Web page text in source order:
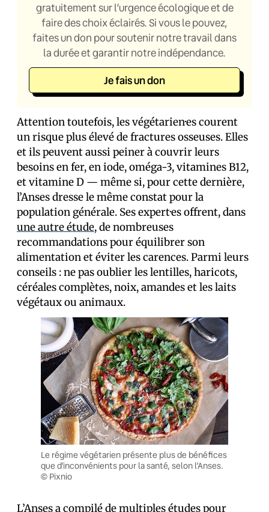
gratuitement sur l’urgence écologique et de
faire des choix éclairés. Si vous le pouvez,
faites un don pour soutenir notre travail dans
la durée et garantir notre indépendance.
Je fais un don
Attention toutefois, les végétarien·es courent
un risque plus élevé de fractures osseuses. Elles
et ils peuvent aussi peiner à couvrir leurs
besoins en fer, en iode, oméga-3, vitamines B12,
et vitamine D — même si, pour cette dernière,
l’Anses dresse le même constat pour la
population générale. Ses expert·es offrent, dans
une autre étude, de nombreuses
recommandations pour équilibrer son
alimentation et éviter les carences. Parmi leurs
conseils : ne pas oublier les lentilles, haricots,
céréales complètes, noix, amandes et les laits
végétaux ou animaux.
Le régime végétarien présente plus de bénéfices
que d’inconvénients pour la santé, selon l’Anses.
© Pixnio
L’Anses a compilé de multiples études pour